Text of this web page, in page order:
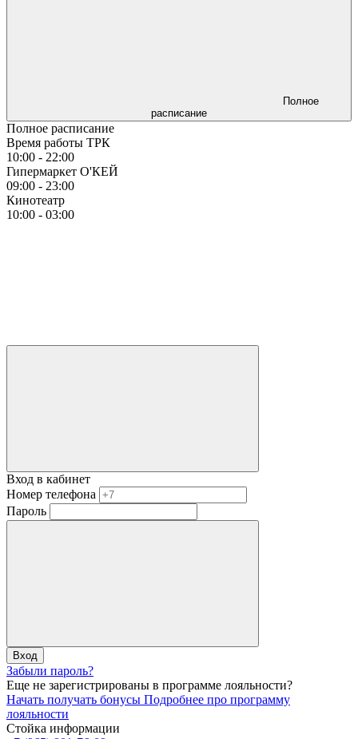
Полное
расписание
Полное расписание
Время работы ТРК
10:00 - 22:00
Гипермаркет О'КЕЙ
09:00 - 23:00
Кинотеатр
10:00 - 03:00
Вход в кабинет
Номер телефона
Пароль
Вход
Забыли пароль?
Еще не зарегистрированы в программе лояльности?
Начать получать бонусы Подробнее про программу
лояльности
Стойка информации